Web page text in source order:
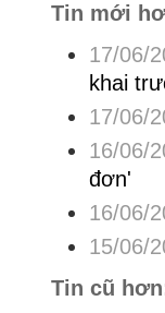
Tin mới
17/06/
khai
17/06/
16/06/
đơn'
16/06/
15/06/
Tin cũ